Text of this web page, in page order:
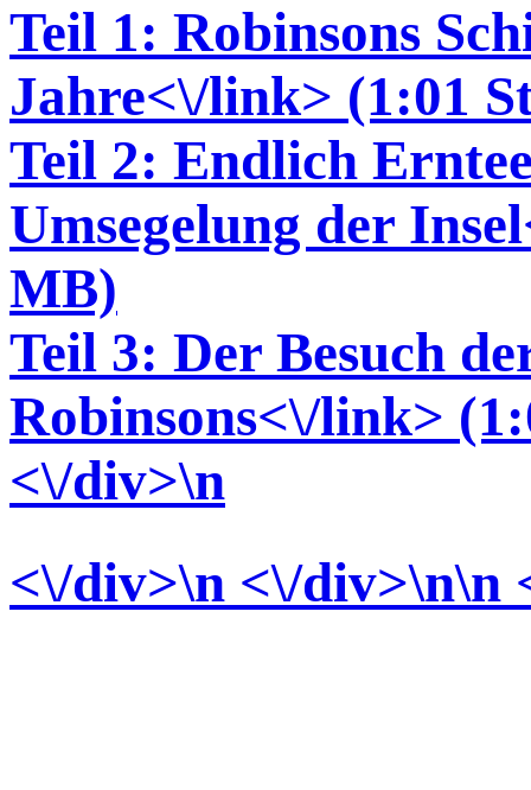
Teil 1: Robinsons
Jahre<\/link> (1:01
Teil 2: Endlich
Umsegelung der
MB)
Teil 3: Der Besuch
Robinsons<\/link>
<\/div>\n
<\/div>\n <\/div>\n\n